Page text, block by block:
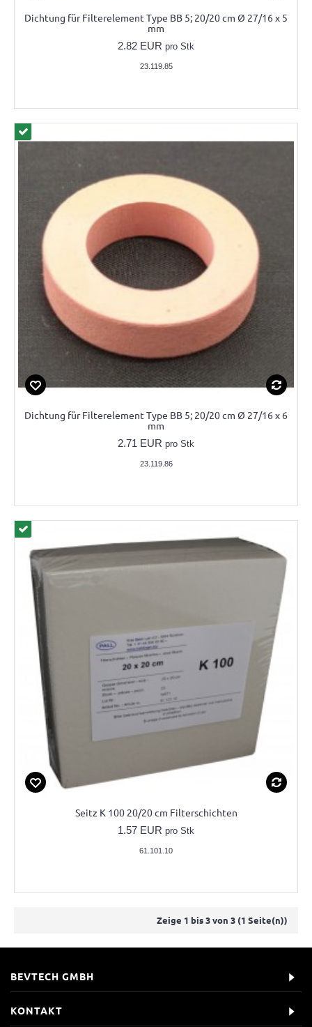
Dichtung für Filterelement Type BB 5; 20/20 cm Ø 27/16 x 5
mm
2.82 EUR pro Stk
23.119.85
Dichtung für Filterelement Type BB 5; 20/20 cm Ø 27/16 x 6
mm
2.71 EUR pro Stk
23.119.86
Seitz K 100 20/20 cm Filterschichten
1.57 EUR pro Stk
61.101.10
Zeige 1 bis 3 von 3 (1 Seite(n))
BEVTECH GMBH
KONTAKT